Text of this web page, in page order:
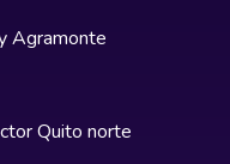
Agramonte
Quito norte